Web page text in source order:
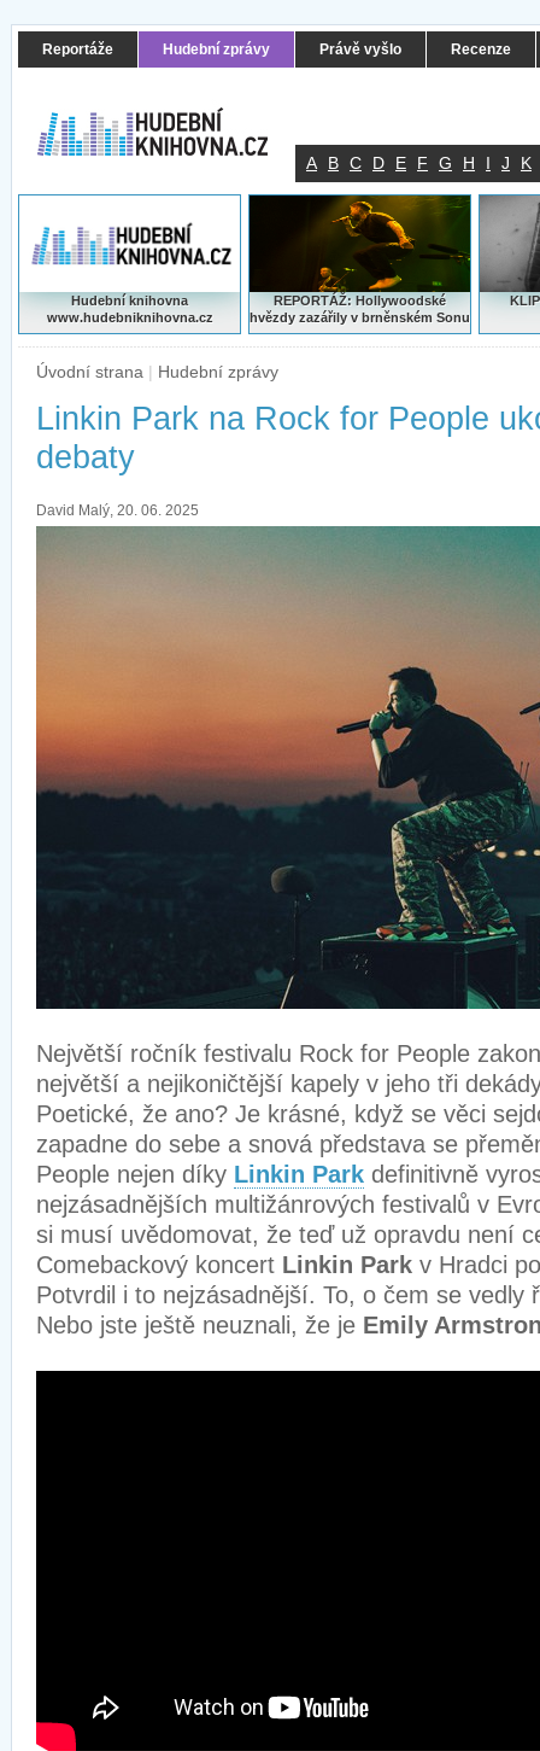
Reportáže Hudební zprávy Právě vyšlo Recenze
A B C D E F G H I J K
Hudební knihovna
www.hudebniknihovna.cz
REPORTÁŽ: Hollywoodské
hvězdy zazářily v brněnském Sonu
Úvodní strana | Hudební zprávy
Linkin Park na Rock for People
debaty
David Malý, 20. 06. 2025
Největší ročník festivalu Rock for People
největší a nejikoničtější kapely v jeho tři
Poetické, že ano? Je krásné, když se věci
zapadne do sebe a snová představa se
People nejen díky Linkin Park definitivně
nejzásadnějších multižánrových festivalů v
si musí uvědomovat, že teď už opravdu není
Comebackový koncert Linkin Park v Hradci
Potvrdil i to nejzásadnější. To, o čem se vedly
Nebo jste ještě neuznali, že je Emily